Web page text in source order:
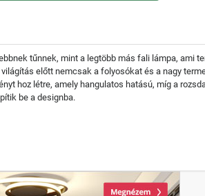
tűnnek, mint a legtöbb más fali lámpa, ami
előtt nemcsak a folyosókat és a nagy
hoz létre, amely hangulatos hatású, míg a
be a designba.